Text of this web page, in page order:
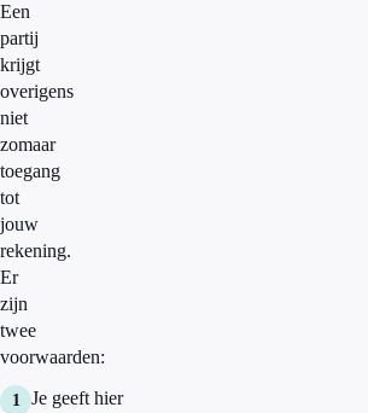
Een
partij
krijgt
overigens
niet
zomaar
toegang
tot
jouw
rekening.
Er
zijn
twee
voorwaarden:
Je geeft hier